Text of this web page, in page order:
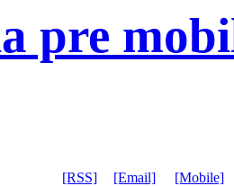
pre
[RSS] [Email] [Mobile]